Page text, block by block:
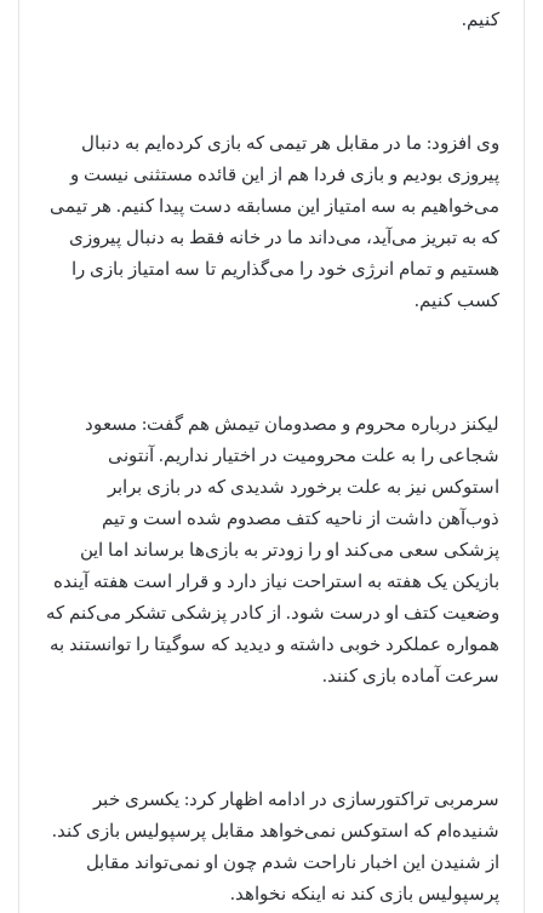
کنیم.
وی افزود: ما در مقابل هر تیمی که بازی کرده‌ایم به دنبال
پیروزی بودیم و بازی فردا هم از این قائده مستثنی نیست و
می‌خواهیم به سه امتیاز این مسابقه دست پیدا کنیم. هر تیمی
که به تبریز می‌آید، می‌داند ما در خانه فقط به دنبال پیروزی
هستیم و تمام انرژی خود را می‌گذاریم تا سه امتیاز بازی را
کسب کنیم.
لیکنز درباره محروم و مصدومان تیمش هم گفت: مسعود
شجاعی را به علت محرومیت در اختیار نداریم. آنتونی
استوکس نیز به علت برخورد شدیدی که در بازی برابر
ذوب‌آهن داشت از ناحیه کتف مصدوم شده است و تیم
پزشکی سعی می‌کند او را زودتر به بازی‌ها برساند اما این
بازیکن یک هفته به استراحت نیاز دارد و قرار است هفته آینده
وضعیت کتف او درست شود. از کادر پزشکی تشکر می‌کنم که
همواره عملکرد خوبی داشته و دیدید که سوگیتا را توانستند به
سرعت آماده بازی کنند.
سرمربی تراکتورسازی در ادامه اظهار کرد: یکسری خبر
شنیده‌ام که استوکس نمی‌خواهد مقابل پرسپولیس بازی کند.
از شنیدن این اخبار ناراحت شدم چون او نمی‌تواند مقابل
پرسپولیس بازی کند نه اینکه نخواهد.